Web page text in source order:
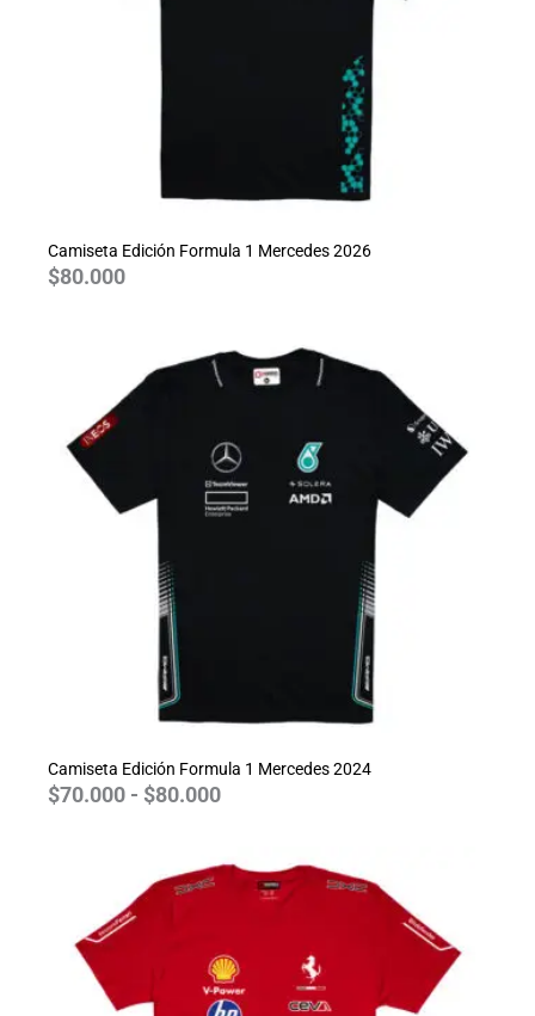
Camiseta Edición Formula 1 Mercedes 2026
$80.000
Camiseta Edición Formula 1 Mercedes 2024
$70.000 - $80.000
de
precios:
hasta
$80.000